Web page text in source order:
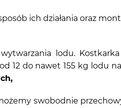
ich działania oraz
lodu.
12 do nawet 155 kg lodu
swobodnie